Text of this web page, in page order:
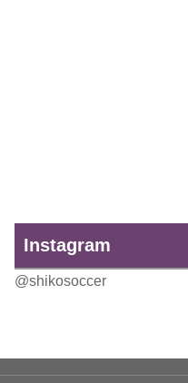
Instagram
@shikosoccer